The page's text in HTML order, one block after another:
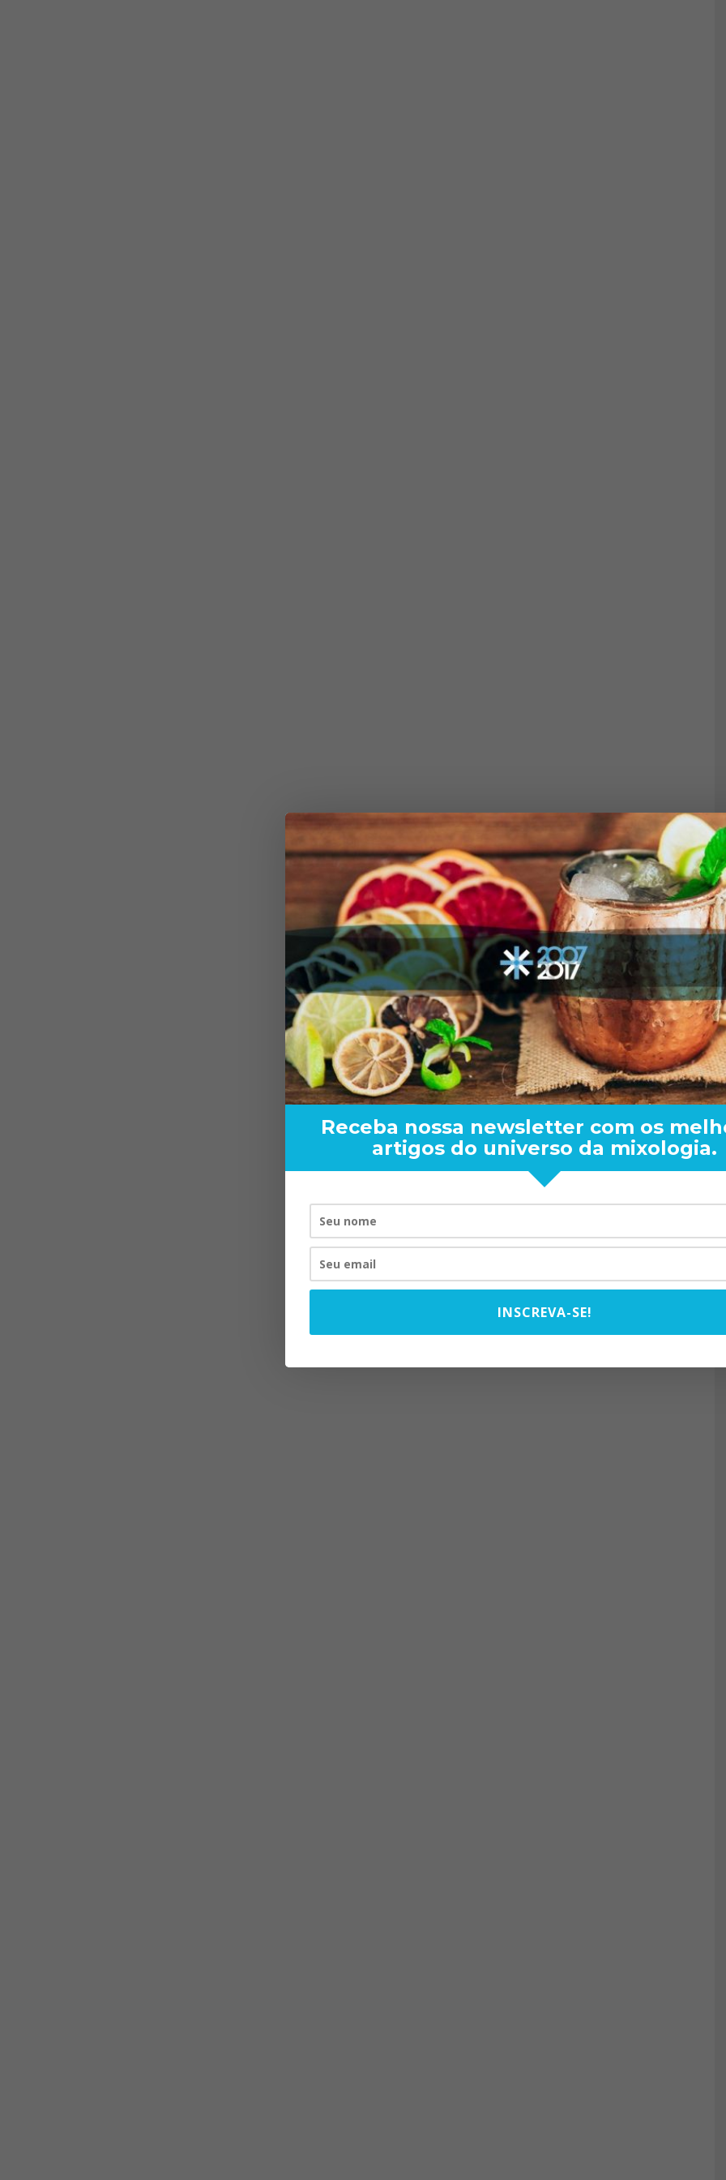
RAND BARTENDER: DE BOA
VISTA PARA O MUNDO
TOM OLIVEIRA –
EXCLUSIVA
Receba nossa newsletter com os
artigos do universo da mixologia.
INSCREVA-SE!